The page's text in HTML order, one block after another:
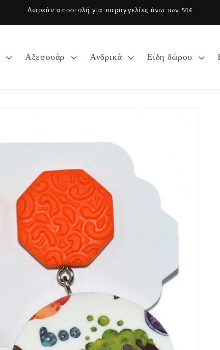
Δωρεάν αποστολή για παραγγελίες άνω των 50€
Αξεσουάρ Ανδρικά Είδη δώρου